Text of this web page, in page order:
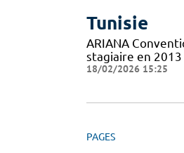
Tunisie
ARIANA
stagiaire en
18/02/2026 15:25
PAGES